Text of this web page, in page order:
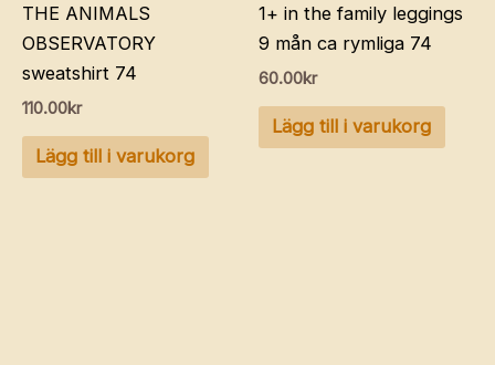
THE ANIMALS
OBSERVATORY
sweatshirt 74
110.00kr
Lägg till i varukorg
1+ in the family leggings
9 mån ca rymliga 74
60.00kr
Lägg till i varukorg